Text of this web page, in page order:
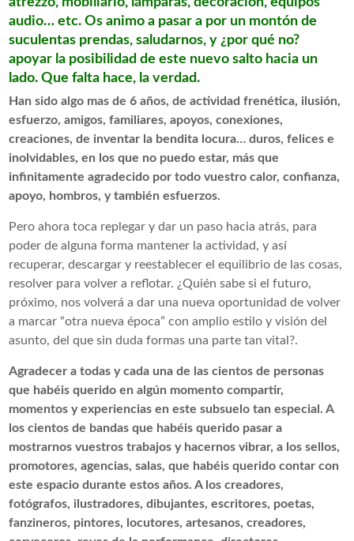
audio… etc. Os animo a pasar a por un montón de
suculentas prendas, saludarnos, y ¿por qué no?
apoyar la posibilidad de este nuevo salto hacia un
lado. Que falta hace, la verdad.
Han sido algo mas de 6 años, de actividad frenética, ilusión,
esfuerzo, amigos, familiares, apoyos, conexiones,
creaciones, de inventar la bendita locura… duros, felices e
inolvidables, en los que no puedo estar, más que
infinitamente agradecido por todo vuestro calor, confianza,
apoyo, hombros, y también esfuerzos.
Pero ahora toca replegar y dar un paso hacia atrás, para
poder de alguna forma mantener la actividad, y así
recuperar, descargar y reestablecer el equilibrio de las cosas,
resolver para volver a reflotar. ¿Quién sabe si el futuro,
próximo, nos volverá a dar una nueva oportunidad de volver
a marcar “otra nueva época” con amplio estilo y visión del
asunto, del que sin duda formas una parte tan vital?.
Agradecer a todas y cada una de las cientos de personas
que habéis querido en algún momento compartir,
momentos y experiencias en este subsuelo tan especial. A
los cientos de bandas que habéis querido pasar a
mostrarnos vuestros trabajos y hacernos vibrar, a los sellos,
promotores, agencias, salas, que habéis querido contar con
este espacio durante estos años. A los creadores,
fotógrafos, ilustradores, dibujantes, escritores, poetas,
fanzineros, pintores, locutores, artesanos, creadores,